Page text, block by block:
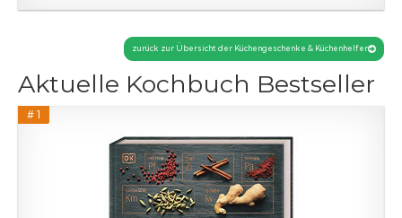
zurück zur Übersicht der Küchengeschenke & Küchenhelfer
Aktuelle Kochbuch Bestseller
# 1